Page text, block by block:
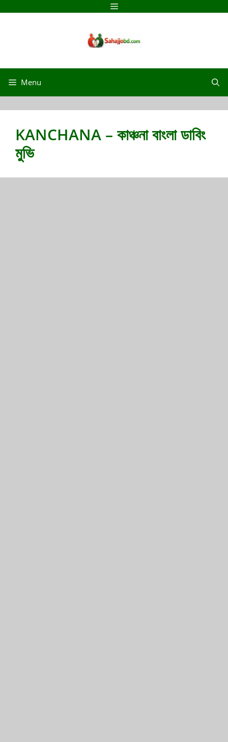
Menu
Menu
KANCHANA – কাঞ্চনা বাংলা ডাবিং
মুভি